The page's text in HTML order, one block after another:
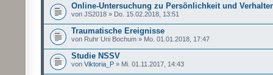
Online-Untersuchung zu Persönlichkeit und
von JS2018 » Do. 15.02.2018, 13:51
Traumatische Ereignisse
von Ruhr Uni Bochum » Mo. 01.01.2018, 17:47
Studie NSSV
von Viktoria_P » Mi. 01.11.2017, 14:43